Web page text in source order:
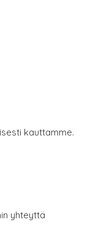
kauttamme.
yhteyttä